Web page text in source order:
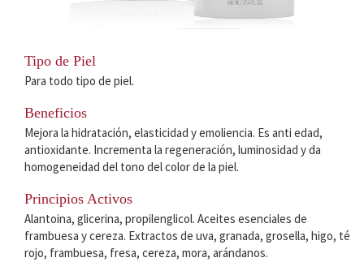
Tipo de Piel
Para todo tipo de piel.
Beneficios
Mejora la hidratación, elasticidad y emoliencia. Es anti edad,
antioxidante. Incrementa la regeneración, luminosidad y da
homogeneidad del tono del color de la piel.
Principios Activos
Alantoina, glicerina, propilenglicol. Aceites esenciales de
frambuesa y cereza. Extractos de uva, granada, grosella, higo, té
rojo, frambuesa, fresa, cereza, mora, arándanos.